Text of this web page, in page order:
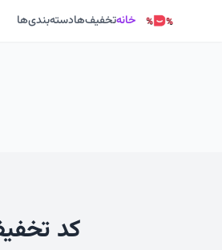
خانهتخفیف‌هادسته‌بندی‌ها
کد